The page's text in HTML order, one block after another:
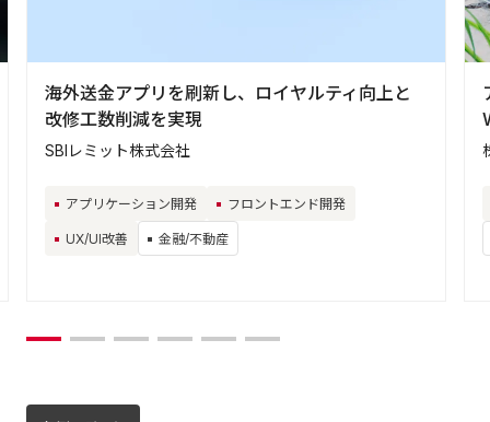
海外送金アプリを刷新し、ロイヤルティ向上と
改修工数削減を実現
SBIレミット株式会社
アプリケーション開発 フロントエンド開発
UX/UI改善 金融/不動産